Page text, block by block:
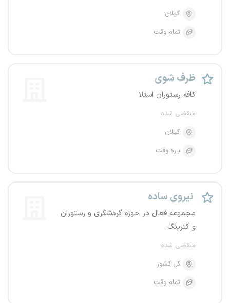
گیلان
تمام وقت
ظرف شوی
کافه رستوران استلا
منقضی شده
گیلان
پاره وقت
نیروی ساده
مجموعه فعال در حوزه گردشگری و رستوران
و کترینگ
منقضی شده
کل کشور
تمام وقت